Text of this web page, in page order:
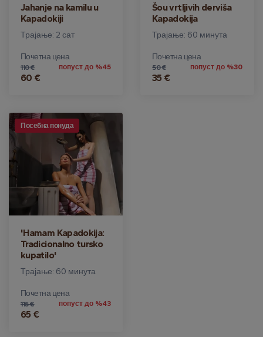
Jahanje na kamilu u
Kapadokiji
Трајање: 2 сат
Почетна цена
110 €
60 €
попуст до %45
Šou vrtljivih derviša
Kapadokija
Трајање: 60 минута
Почетна цена
50 €
35 €
попуст до %30
Посебна понуда
'Hamam Kapadokija:
Tradicionalno tursko
kupatilo'
Трајање: 60 минута
Почетна цена
115 €
65 €
попуст до %43